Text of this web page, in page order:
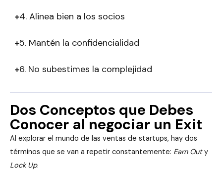
4. Alinea bien a los socios
5. Mantén la confidencialidad
6. No subestimes la complejidad
Dos Conceptos que Debes
Conocer al negociar un Exit
Al explorar el mundo de las ventas de startups, hay dos
términos que se van a repetir constantemente: Earn Outy
Lock Up.